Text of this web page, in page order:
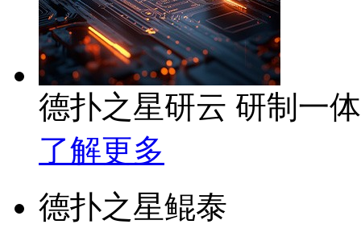
德扑之星研云 研制一
了解更多
德扑之星鲲泰